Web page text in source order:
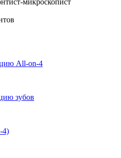
микроскопист
All-on-4
зубов
4)